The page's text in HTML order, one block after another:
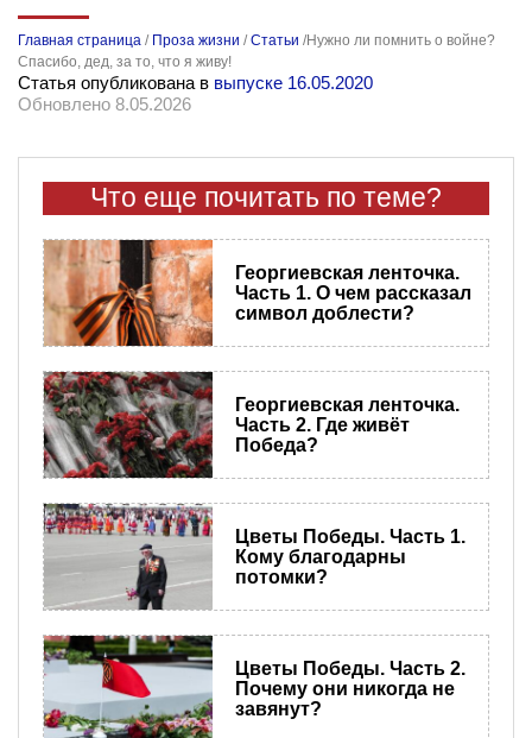
Главная страница / Проза жизни /Статьи /​Нужно ли помнить о войне?
Спасибо, дед, за то, что я живу!
Статья опубликована в выпуске 16.05.2020
Обновлено 8.05.2026
Что еще почитать по теме?
Георгиевская ленточка.
Часть 1. О чем рассказал
символ доблести?
Георгиевская ленточка.
Часть 2. Где живёт
Победа?
Цветы Победы. Часть 1.
Кому благодарны
потомки?
Цветы Победы. Часть 2.
Почему они никогда не
завянут?